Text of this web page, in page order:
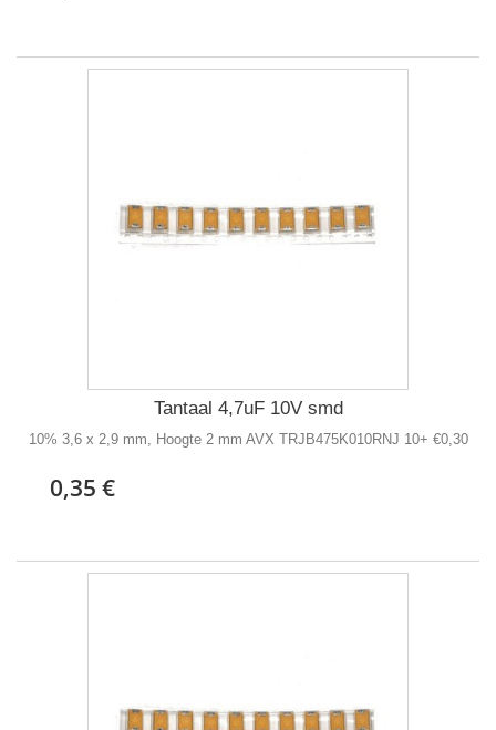
Tantaal 4,7uF 10V smd
10% 3,6 x 2,9 mm, Hoogte 2 mm AVX TRJB475K010RNJ 10+ €0,30
0,35 €